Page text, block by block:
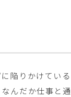
陥りかけてい
んだか仕事と